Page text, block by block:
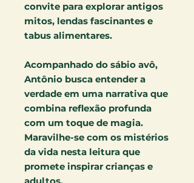
convite para explorar antigos
mitos, lendas fascinantes e
tabus alimentares.
Acompanhado do sábio avô,
Antônio busca entender a
verdade em uma narrativa que
combina reflexão profunda
com um toque de magia.
Maravilhe-se com os mistérios
da vida nesta leitura que
promete inspirar crianças e